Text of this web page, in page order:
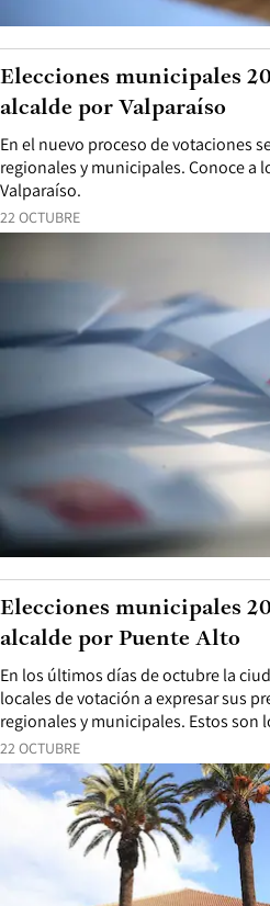
22 OCTUBRE
En el nuevo proceso de votaciones
regionales y municipales. Conoce a
Valparaíso.
Elecciones municipales
alcalde por Valparaíso
22 OCTUBRE
En los últimos días de octubre la
locales de votación a expresar sus
regionales y municipales. Estos son
Elecciones municipales
alcalde por Puente Alto